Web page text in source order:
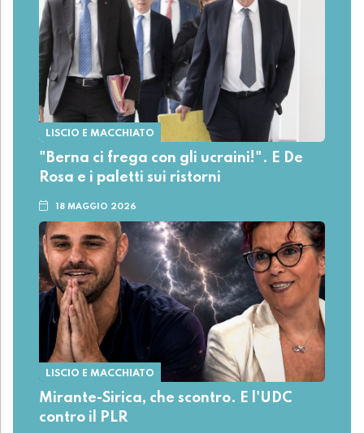
LISCIO E MACCHIATO
"Berna ci frega con gli ucraini!". E De
Rosa e i paletti sui ristorni
18 MAGGIO 2026
LISCIO E MACCHIATO
Mirante-Sirica, che scontro. E l'UDC
contro il PLR